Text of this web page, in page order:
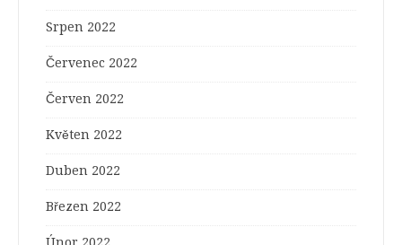
Srpen 2022
Červenec 2022
Červen 2022
Květen 2022
Duben 2022
Březen 2022